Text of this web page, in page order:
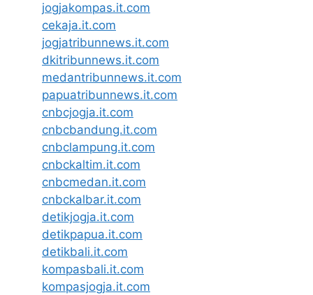
jogjakompas.it.com
cekaja.it.com
jogjatribunnews.it.com
dkitribunnews.it.com
medantribunnews.it.com
papuatribunnews.it.com
cnbcjogja.it.com
cnbcbandung.it.com
cnbclampung.it.com
cnbckaltim.it.com
cnbcmedan.it.com
cnbckalbar.it.com
detikjogja.it.com
detikpapua.it.com
detikbali.it.com
kompasbali.it.com
kompasjogja.it.com